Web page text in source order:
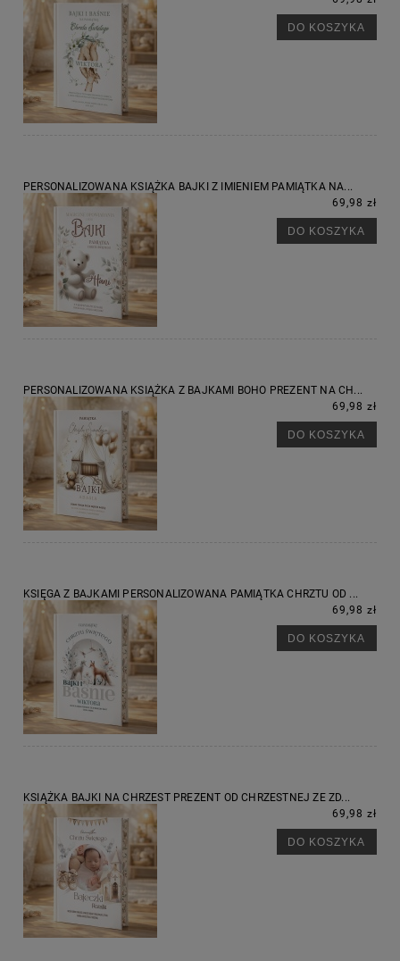
DO KOSZYKA
PERSONALIZOWANA KSIĄŻKA BAJKI Z IMIENIEM PAMIĄTKA NA...
69,98 zł
DO KOSZYKA
PERSONALIZOWANA KSIĄŻKA Z BAJKAMI BOHO PREZENT NA CH...
69,98 zł
DO KOSZYKA
KSIĘGA Z BAJKAMI PERSONALIZOWANA PAMIĄTKA CHRZTU OD ...
69,98 zł
DO KOSZYKA
KSIĄŻKA BAJKI NA CHRZEST PREZENT OD CHRZESTNEJ ZE ZD...
69,98 zł
DO KOSZYKA